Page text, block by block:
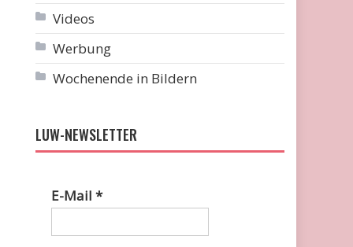
Videos
Werbung
Wochenende in Bildern
LUW-NEWSLETTER
E-Mail*